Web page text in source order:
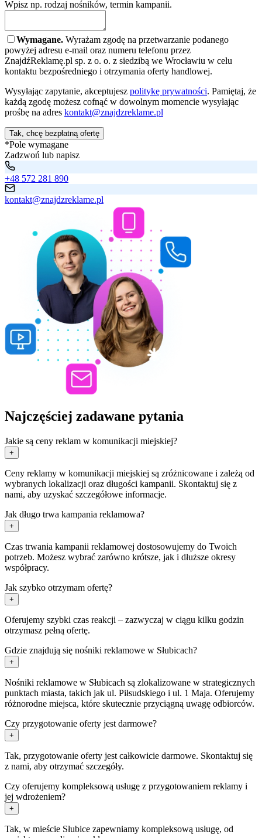
Wpisz np. rodzaj nośników, termin kampanii.
Wymagane. Wyrażam zgodę na przetwarzanie podanego
powyżej adresu e-mail oraz numeru telefonu przez
ZnajdźReklamę.pl sp. z o. o. z siedzibą we Wrocławiu w celu
kontaktu bezpośredniego i otrzymania oferty handlowej.
Wysyłając zapytanie, akceptujesz politykę prywatności. Pamiętaj, że
każdą zgodę możesz cofnąć w dowolnym momencie wysyłając
prośbę na adres kontakt@znajdzreklame.pl
Tak, chcę bezpłatną ofertę
*Pole wymagane
Zadzwoń lub napisz
+48 572 281 890
kontakt@znajdzreklame.pl
Najczęściej zadawane pytania
Jakie są ceny reklam w komunikacji miejskiej?
+
Ceny reklamy w komunikacji miejskiej są zróżnicowane i zależą od
wybranych lokalizacji oraz długości kampanii. Skontaktuj się z
nami, aby uzyskać szczegółowe informacje.
Jak długo trwa kampania reklamowa?
+
Czas trwania kampanii reklamowej dostosowujemy do Twoich
potrzeb. Możesz wybrać zarówno krótsze, jak i dłuższe okresy
współpracy.
Jak szybko otrzymam ofertę?
+
Oferujemy szybki czas reakcji – zazwyczaj w ciągu kilku godzin
otrzymasz pełną ofertę.
Gdzie znajdują się nośniki reklamowe w Słubicach?
+
Nośniki reklamowe w Słubicach są zlokalizowane w strategicznych
punktach miasta, takich jak ul. Piłsudskiego i ul. 1 Maja. Oferujemy
różnorodne miejsca, które skutecznie przyciągną uwagę odbiorców.
Czy przygotowanie oferty jest darmowe?
+
Tak, przygotowanie oferty jest całkowicie darmowe. Skontaktuj się
z nami, aby otrzymać szczegóły.
Czy oferujemy kompleksową usługę z przygotowaniem reklamy i
jej wdrożeniem?
+
Tak, w mieście Słubice zapewniamy kompleksową usługę, od